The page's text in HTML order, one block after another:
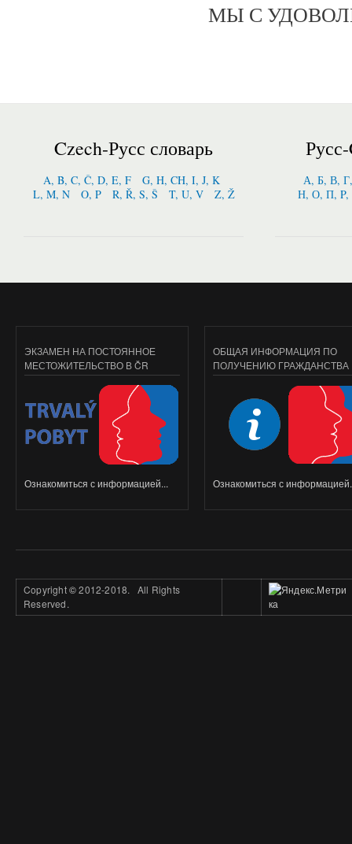
МЫ С
Czech-Русс словарь
A, B, C, Č, D, E, F
G, H, CH, I, J, K
L, M, N
O, P R, Ř, S, Š T, U, V Z, Ž
А, Б, В,
Н, О, П,
ЭКЗАМЕН НА ПОСТОЯННОЕ
МЕСТОЖИТЕЛЬСТВО В ČR
Ознакомиться с информацией...
ОБЩАЯ ИНФОРМАЦИЯ ПО
ПОЛУЧЕНИЮ ГРАЖДАНСТВА
Ознакомиться с
Copyright©2012-2018. All Rights
Reserved.